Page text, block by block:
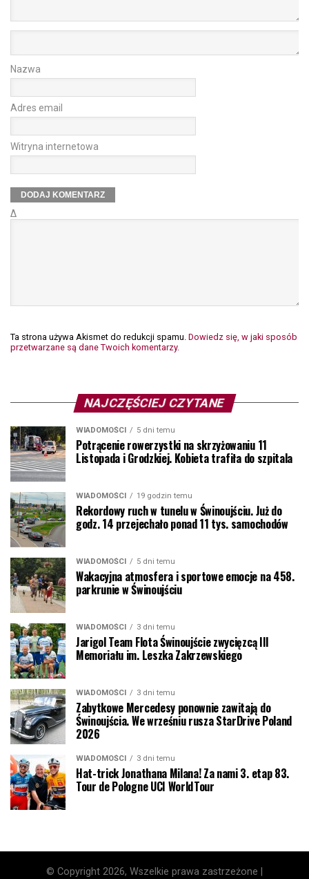
Nazwa
Adres email
Witryna internetowa
Δ
Ta strona używa Akismet do redukcji spamu. Dowiedz się, w jaki sposób
przetwarzane są dane Twoich komentarzy.
NAJCZĘŚCIEJ CZYTANE
WIADOMOŚCI 5 dni temu
Potrącenie rowerzystki na skrzyżowaniu 11
Listopada i Grodzkiej. Kobieta trafiła do szpitala
WIADOMOŚCI 19 godzin temu
Rekordowy ruch w tunelu w Świnoujściu. Już do
godz. 14 przejechało ponad 11 tys. samochodów
WIADOMOŚCI 5 dni temu
Wakacyjna atmosfera i sportowe emocje na 458.
parkrunie w Świnoujściu
WIADOMOŚCI 3 dni temu
Jarigol Team Flota Świnoujście zwycięzcą III
Memoriału im. Leszka Zakrzewskiego
WIADOMOŚCI 3 dni temu
Zabytkowe Mercedesy ponownie zawitają do
Świnoujścia. We wrześniu rusza StarDrive Poland
2026
WIADOMOŚCI 3 dni temu
Hat-trick Jonathana Milana! Za nami 3. etap 83.
Tour de Pologne UCI WorldTour
© Copyright 2026, Wszelkie prawa zastrzeżone |